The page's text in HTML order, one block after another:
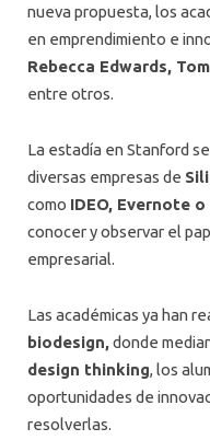
nueva propuesta, los
en emprendimiento e
Rebecca Edwards,
entre otros.
La estadía en Stanford
diversas empresas de
como IDEO, Evernote
conocer y observar el
empresarial.
Las académicas ya han
biodesign,donde
design thinking, los
oportunidades de
resolverlas.